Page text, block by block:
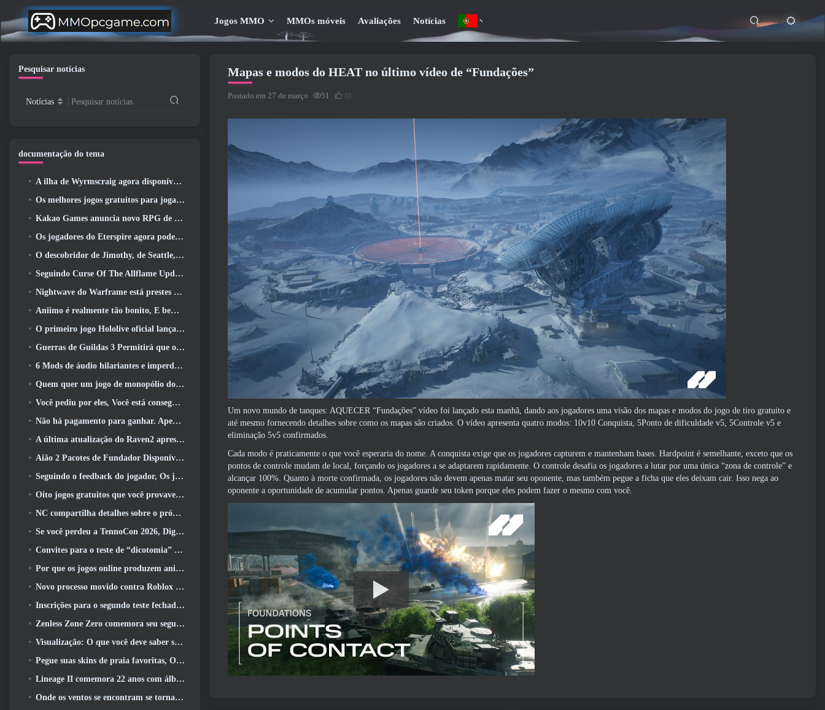
Jogos MMO MMOs móveis Avaliações Notícias
Mapas e modos do HEAT no último vídeo de “Fundações”
Postado em 27 de março 51 10
Um novo mundo de tanques: AQUECER “Fundações” vídeo foi lançado esta manhã, dando aos jogadores uma visão dos mapas e modos do jogo de tiro gratuito e
até mesmo fornecendo detalhes sobre como os mapas são criados. O vídeo apresenta quatro modos: 10v10 Conquista, 5Ponto de dificuldade v5, 5Controle v5 e
eliminação 5v5 confirmados.
Cada modo é praticamente o que você esperaria do nome. A conquista exige que os jogadores capturem e mantenham bases. Hardpoint é semelhante, exceto que os
pontos de controle mudam de local, forçando os jogadores a se adaptarem rapidamente. O controle desafia os jogadores a lutar por uma única “zona de controle” e
alcançar 100%. Quanto à morte confirmada, os jogadores não devem apenas matar seu oponente, mas também pegue a ficha que eles deixam cair. Isso nega ao
oponente a oportunidade de acumular pontos. Apenas guarde seu token porque eles podem fazer o mesmo com você.
Pesquisar notícias
Notícias Pesquisar notícias
documentação do tema
A ilha de Wyrmscraig agora disponível para exploração no RuneScape da velha escola
Os melhores jogos gratuitos para jogar com seu time (2026)
Kakao Games anuncia novo RPG de ação, Donzela Guardiã
Os jogadores do Eterspire agora podem viajar um pouco no tempo… como um deleite
O descobridor de Jimothy, de Seattle, tem ligações com a ArenaNet, Então é claro que eles estão adicionando isso ao Guild Wars 2
Seguindo Curse Of The Allflame Update Path Of Exile anuncia várias mudanças com base no feedback
Nightwave do Warframe está prestes a retornar de uma forma chocante
Aniimo é realmente tão bonito, E bem tranquilo
O primeiro jogo Hololive oficial lançado esta semana
Guerras de Guildas 3 Permitirá que os jogadores experimentem o mundo de Tyria antes que os Elder Dragons acordem
6 Mods de áudio hilariantes e imperdíveis para Marvel Rivals
Quem quer um jogo de monopólio do RuneScape? Porque um está a caminho
Você pediu por eles, Você está conseguindo. Dragões estão chegando a Albion Online
Não há pagamento para ganhar. Apenas Ragnarok. Origin Classic é lançado em julho 23
A última atualização do Raven2 apresenta sistema de despertar de habilidades, Oferecendo aos jogadores mais maneiras de aprimorar suas habilidades
Aião 2 Pacotes de Fundador Disponíveis para Compra, Completo com cinco dias de acesso antecipado
Seguindo o feedback do jogador, Os jogadores clássicos de League Of Legends não terão que pagar por skins clássicas
Oito jogos gratuitos que você provavelmente esqueceu e que fazem parte do Steam’s Train Fest
NC compartilha detalhes sobre o próximo acesso antecipado do Aion 2
Se você perdeu a TennoCon 2026, Digital Extremes está compartilhando todos os painéis
Convites para o teste de “dicotomia” do Silver Palace estão sendo enviados
Por que os jogos online produzem animes melhores do que os jogos de anime
Novo processo movido contra Roblox em Oregon, alegando incidente com cuidados infantis
Inscrições para o segundo teste fechado global MapleStory Classic World
Zenless Zone Zero comemora seu segundo aniversário oferecendo aos jogadores a escolha de um agente S-Rank gratuito
Visualização: O que você deve saber sobre o jogo de coleta de criaturas da HoYoverse, Honkai: Link Alma
Pegue suas skins de praia favoritas, Os Jogos de Verão voltaram ao Overwatch
Lineage II comemora 22 anos com álbum de vinil de edição de colecionador
Onde os ventos se encontram se torna “Eastern Steampunk” na versão 2.0